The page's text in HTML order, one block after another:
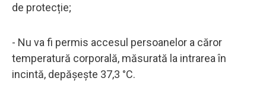
de protecție;
- Nu va fi permis accesul persoanelor a căror
temperatură corporală, măsurată la intrarea în
incintă, depășește 37,3 °C.